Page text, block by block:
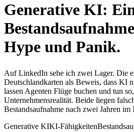
Generative KI:
Hype und Panik.
Auf LinkedIn sehe ich zwei Lager. Die
Deutschlandkarten als Beweis, dass KI
lassen Agenten Flüge buchen und tun
Unternehmensrealität. Beide liegen
Bestandsaufnahme nach zwei Jahren im
Generative KIKI-Fähigkeiten